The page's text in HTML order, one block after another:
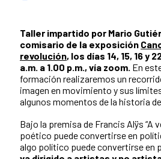
Taller impartido por Mario
comisario de la exposición
revolución, los días 14, 15, 16 y
a.m. a 1.00 p.m., vía zoom. En
formación realizaremos un
imagen en movimiento y sus
algunos momentos de la historia
Bajo la premisa de Francis Alÿs “A
poético puede convertirse en
algo político puede convertirse en